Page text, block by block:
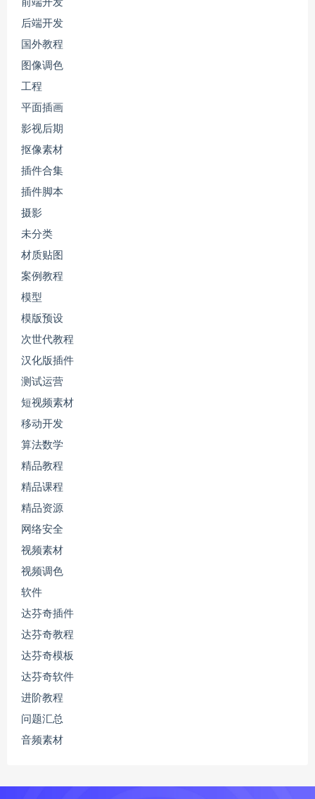
前端开发
后端开发
国外教程
图像调色
工程
平面插画
影视后期
抠像素材
插件合集
插件脚本
摄影
未分类
材质贴图
案例教程
模型
模版预设
次世代教程
汉化版插件
测试运营
短视频素材
移动开发
算法数学
精品教程
精品课程
精品资源
网络安全
视频素材
视频调色
软件
达芬奇插件
达芬奇教程
达芬奇模板
达芬奇软件
进阶教程
问题汇总
音频素材